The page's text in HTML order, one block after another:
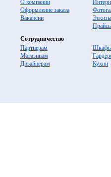
О компании
Оформление заказа
Вакансии
Эскизы
Сотрудничество
Партнерам
Магазинам
Дизайнерам
Кухни